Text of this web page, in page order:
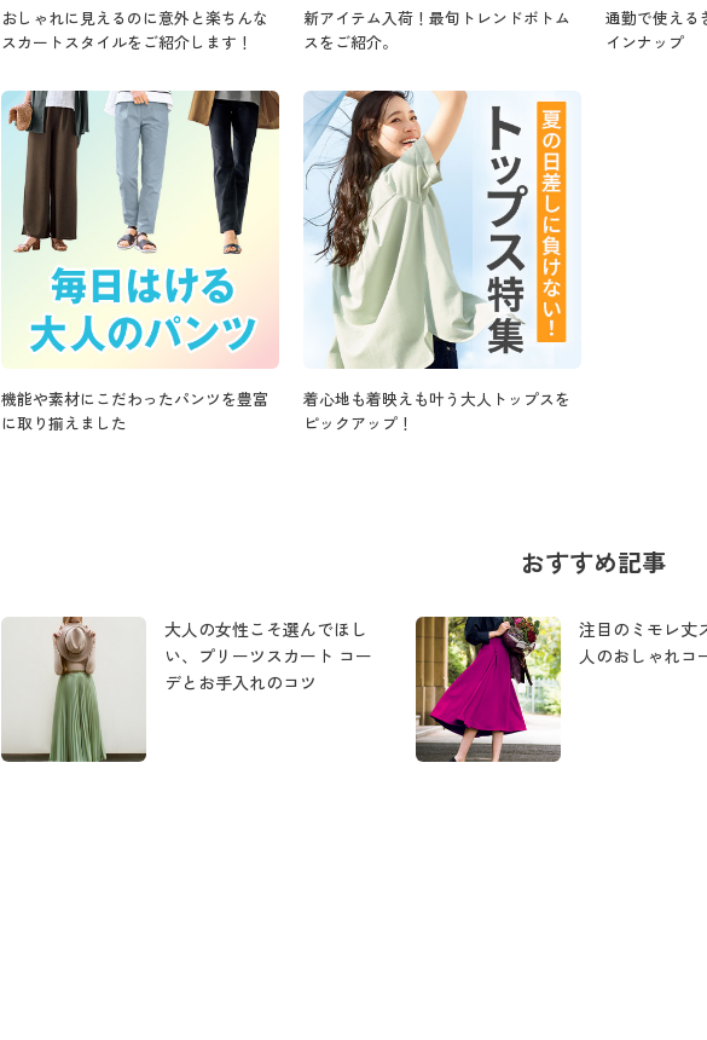
おしゃれに見えるのに意外と楽ちんな
スカートスタイルをご紹介します！
新アイテム入荷！最旬トレンドボトム
スをご紹介。
通勤で使える
インナップ
機能や素材にこだわったパンツを豊富
に取り揃えました
着心地も着映えも叶う大人トップスを
ピックアップ！
おすすめ記事
大人の女性こそ選んでほし
い、プリーツスカート コー
デとお手入れのコツ
注目のミモレ
人のおしゃれコ